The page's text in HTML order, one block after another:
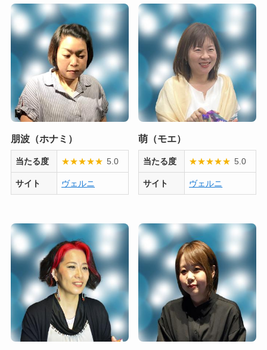
朋波（ホナミ）
当たる度 ★★★★★ 5.0
サイト ヴェルニ
萌（モエ）
当たる度 ★★★★★ 5.0
サイト ヴェルニ